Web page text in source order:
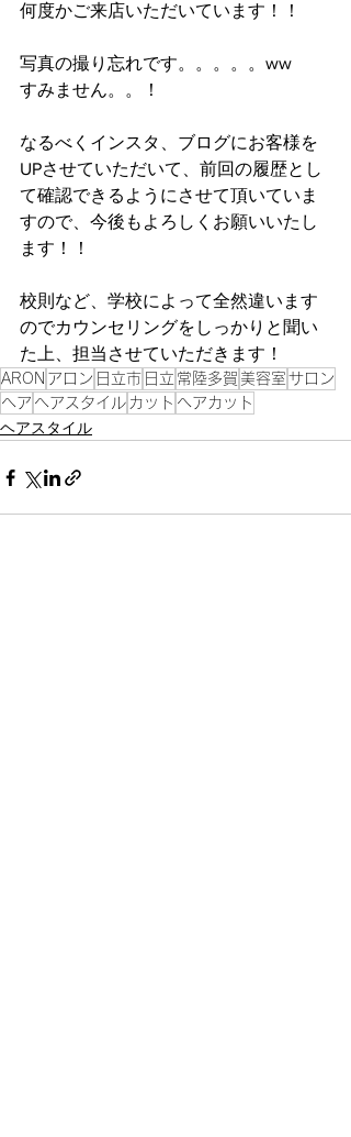
何度かご来店いただいています！！
写真の撮り忘れです。。。。。ww
すみません。。！
なるべくインスタ、ブログにお客様を
UPさせていただいて、前回の履歴とし
て確認できるようにさせて頂いていま
すので、今後もよろしくお願いいたし
ます！！
校則など、学校によって全然違います
のでカウンセリングをしっかりと聞い
た上、担当させていただきます！
ARON アロン 日立市 日立 常陸多賀 美容室 サロン
ヘア ヘアスタイル カット ヘアカット
ヘアスタイル